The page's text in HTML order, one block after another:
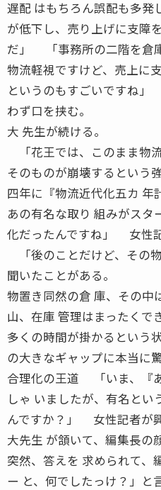
遅配 はもちろん誤配も多発
が低下し、売り上げに支障
だ」 「事務所の二階を倉
物流軽視ですけど、売上に
というのもすごいですね
わず口を挟む。
大 先生が続ける。
「花王では、このまま物
そのものが崩壊するという
四年に『物流近代化五カ 年
あの有名な取り 組みがス
化だったんですね」 女性
「後のことだけど、その
聞いたことがある。
物置き同然の倉 庫、その中
山、在庫 管理はまったくで
多くの時間が掛かるという
の大きなギャップに本当に
合理化の王道 「いま、『
しゃ いましたが、有名とい
んですか？」 女性記者が
大先生 が頷いて、編集長の
突然、答えを 求められて、
ー と、何でしたっけ？」と